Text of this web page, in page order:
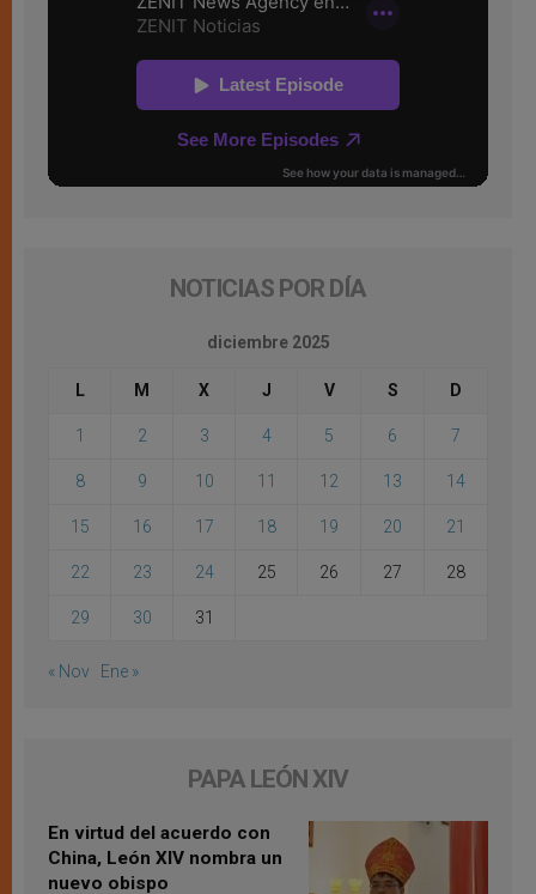
NOTICIAS POR DÍA
diciembre 2025
L M X J V S D
1 2 3 4 5 6 7
8 9 10 11 12 13 14
15 16 17 18 19 20 21
22 23 24 25 26 27 28
29 30 31
« Nov Ene »
PAPA LEÓN XIV
En virtud del acuerdo con
China, León XIV nombra un
nuevo obispo